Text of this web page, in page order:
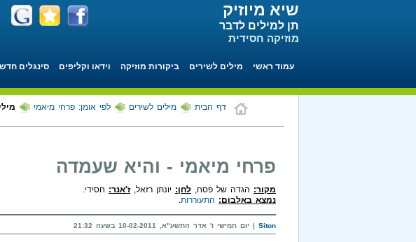
שיא מיוזיק
תן למילים לדבר
מוזיקה חסידית
עמוד ראשי מילים לשירים ביקורות מוזיקה וידאו וקליפים סינגלים
דף הבית מילים לשירים לפי אומן: פרחי מיאמי
פרחי מיאמי - והיא שעמדה
מקור: הגדה של פסח, לחן: יונתן רזאל,ז'אנר: חסידי.
נמצא באלבום: התעוררות
Siton | יום חמישי ו' אדר התשע"א, 10-02-2011 בשעה 21:32